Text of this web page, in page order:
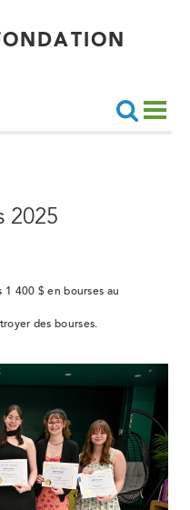
Recherche
2025
1 400 $ en bourses au
des bourses.